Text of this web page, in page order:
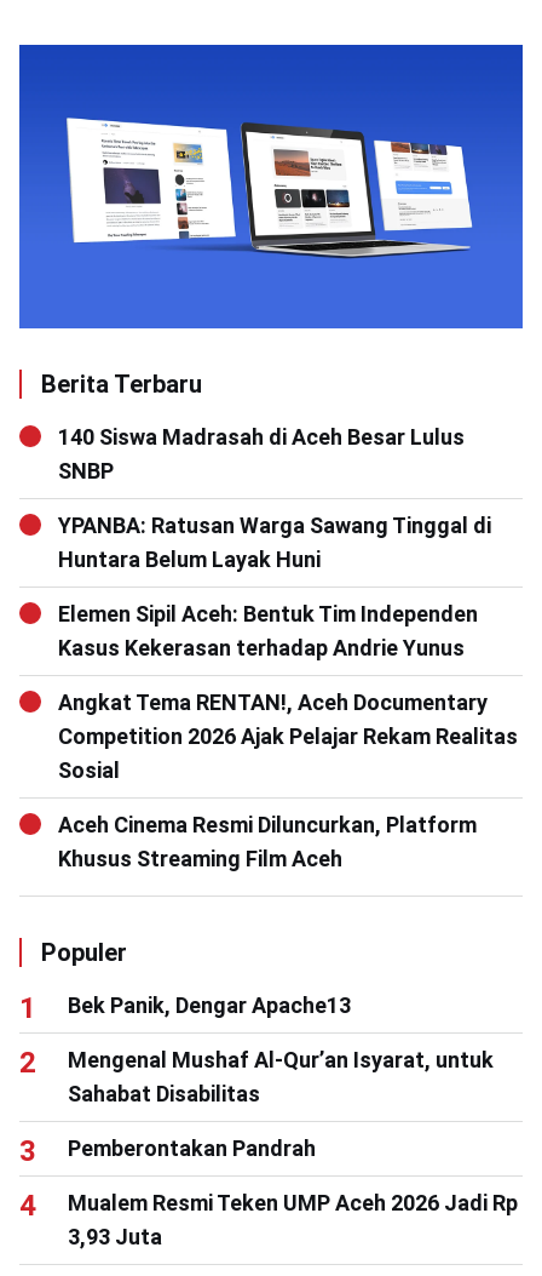
Berita Terbaru
140 Siswa Madrasah di Aceh Besar Lulus
SNBP
YPANBA: Ratusan Warga Sawang Tinggal di
Huntara Belum Layak Huni
Elemen Sipil Aceh: Bentuk Tim Independen
Kasus Kekerasan terhadap Andrie Yunus
Angkat Tema RENTAN!, Aceh Documentary
Competition 2026 Ajak Pelajar Rekam Realitas
Sosial
Aceh Cinema Resmi Diluncurkan, Platform
Khusus Streaming Film Aceh
Populer
Bek Panik, Dengar Apache13
Mengenal Mushaf Al-Qur’an Isyarat, untuk
Sahabat Disabilitas
Pemberontakan Pandrah
Mualem Resmi Teken UMP Aceh 2026 Jadi Rp
3,93 Juta